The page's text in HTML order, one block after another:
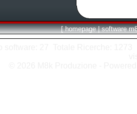
[ homepage | software